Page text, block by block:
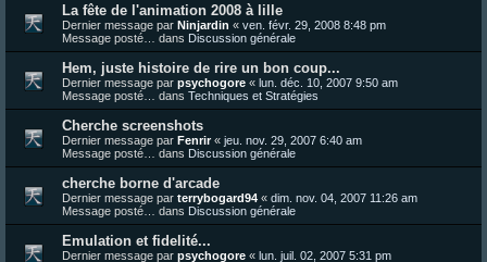
La fête de l'animation 2008 à lille
Dernier message par Ninjardin « ven. févr. 29, 2008 8:48 pm
Message posté… dans Discussion générale
Hem, juste histoire de rire un bon coup...
Dernier message par psychogore « lun. déc. 10, 2007 9:50 am
Message posté… dans Techniques et Stratégies
Cherche screenshots
Dernier message par Fenrir« jeu. nov. 29, 2007 6:40 am
Message posté… dans Discussion générale
cherche borne d'arcade
Dernier message par terrybogard94 « dim. nov. 04, 2007 11:26 am
Message posté… dans Discussion générale
Emulation et fidelité...
Dernier message par psychogore « lun. juil. 02, 2007 5:31 pm